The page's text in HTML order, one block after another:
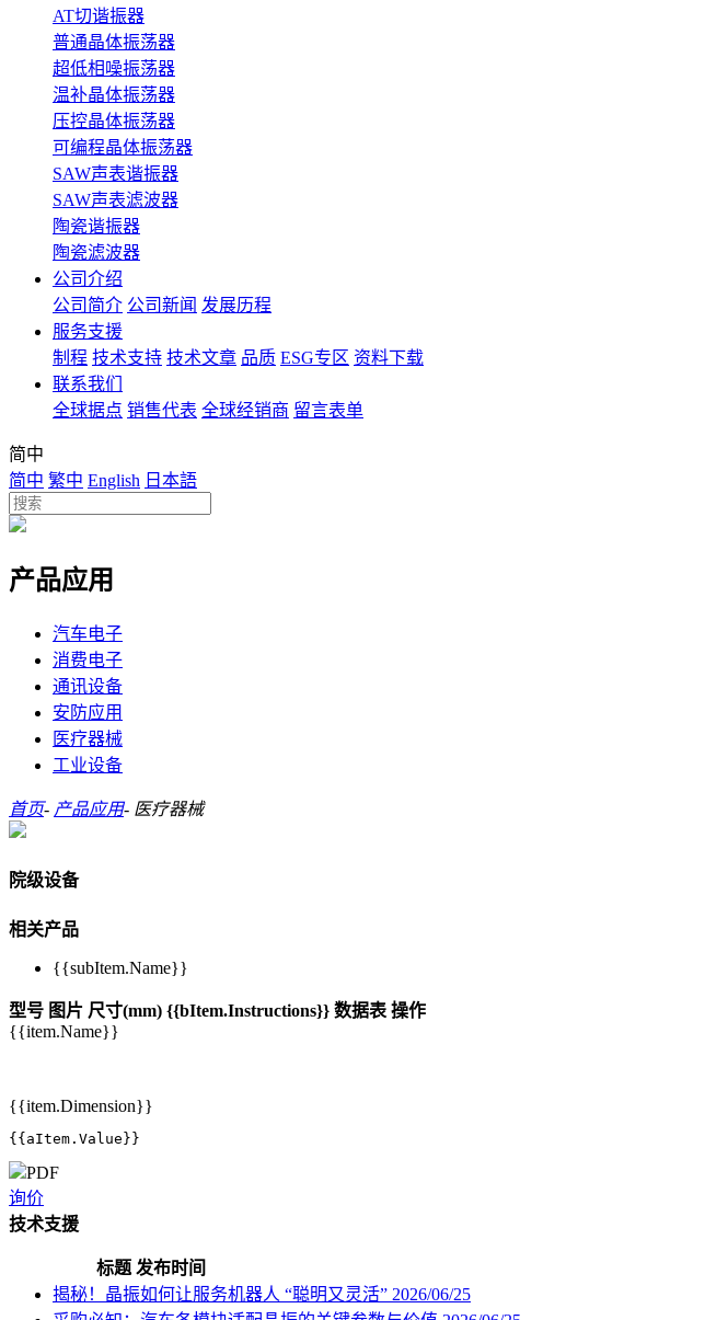
AT切谐振器
普通晶体振荡器
超低相噪振荡器
温补晶体振荡器
压控晶体振荡器
可编程晶体振荡器
SAW声表谐振器
SAW声表滤波器
陶瓷谐振器
陶瓷滤波器
公司介绍
公司简介 公司新闻 发展历程
服务支援
制程 技术支持 技术文章 品质 ESG专区 资料下载
联系我们
全球据点 销售代表 全球经销商 留言表单
简中
简中 繁中 English 日本語
产品应用
汽车电子
消费电子
通讯设备
安防应用
医疗器械
工业设备
首页- 产品应用- 医疗器械
院级设备
相关产品
{{subItem.Name}}
型号 图片 尺寸(mm) {{bItem.Instructions}} 数据表 操作
{{item.Name}}
{{item.Dimension}}
{{aItem.Value}}
PDF
询价
技术支援
标题 发布时间
揭秘！晶振如何让服务机器人 “聪明又灵活” 2026/06/25